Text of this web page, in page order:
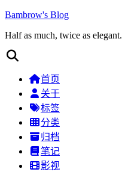
Bambrow's Blog
Half as much, twice as elegant.
首页
关于
标签
分类
归档
笔记
影视